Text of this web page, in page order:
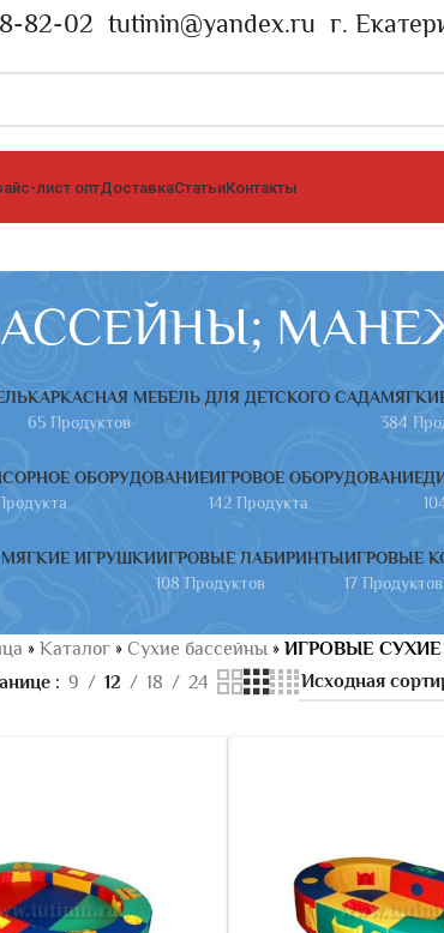
82-02 tutinin@yandex.ru г.
лист оптДоставкаСтатьиКонтакты
КАРКАСНАЯ МЕБЕЛЬ ДЛЯ ДЕТСКОГО САДА
65 Продуктов
384
ОБОРУДОВАНИЕИГРОВОЕ ОБОРУДОВАНИЕ
142 Продукта
ИГРУШКИИГРОВЫЕ ЛАБИРИНТЫ
108 Продуктов
ИГРОВЫЕ
17 Продуктов
» Каталог » Сухие бассейны » ИГРОВЫЕ
9 12 18 24